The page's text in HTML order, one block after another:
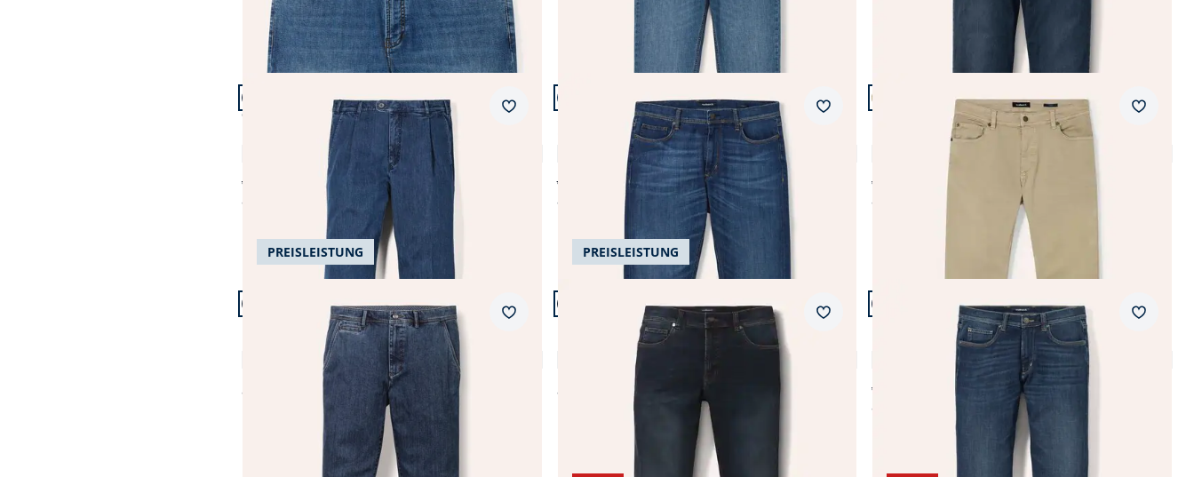
Artikel 7 von 19.
Passform Comfort Fit.
Comfort Fit
Extraglatt Flex-Bundfaltenjeans
4,7 (183)
ab € 129,99
ab (-23%)
Merkzettel
Artikel 8 von 19.
Passform Regular Fit.
Regular Fit
Charakter-Jeans
4,7 (7)
ab € 129,99
ab (-23%)
Merkzettel
Artikel 9 von 19.
Passform Modern Fit.
Modern Fit
Coloured Jeans
ab € 129,99
ab
Artikel 10 von 19.
Passform Regular Fit.
PREISLEISTUNG
Regular Fit
Husky-Jeans Chino
4,6 (203)
ab
Merkzettel
Artikel 11 von 19.
Passform Regular Fit.
PREISLEISTUNG
Regular Fit
Husky-Jeans Five Pocket
ab
Merkzettel
Artikel 12 von 19.
Passform Modern Fit.
Modern Fit
Comfort-Jeans Cashmereweich
4,7 (42)
ab € 129,99
ab (-23%)